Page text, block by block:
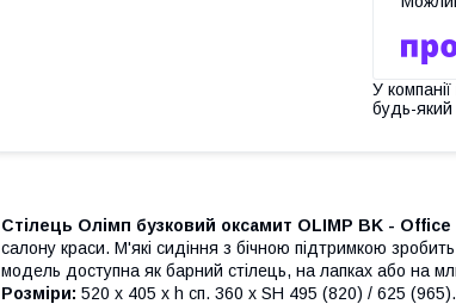
У
будь-
Стілець Олімп бузковий оксамит OLIMP BK - Office
салону краси. М'які сидіння з бічною підтримкою
модель доступна як барний стілець, на лапках або на
Розміри: 520 х 405 х h сп. 360 x SH 495 (820) / 625 (965).